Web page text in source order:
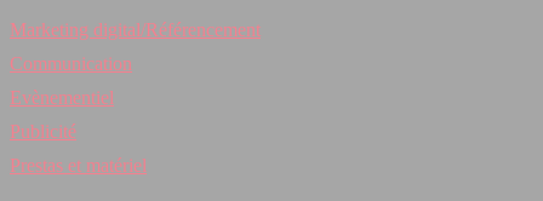
Marketing digital/Référencement
Communication
Evènementiel
Publicité
Prestas et matériel